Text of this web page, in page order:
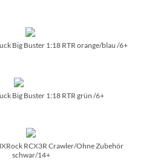
Big Buster 1:18 RTR orange/­blau /­6+
Big Buster 1:18 RTR grün /­6+
RCX3R Crawler/­Ohne Zubehör
schwar/­14+